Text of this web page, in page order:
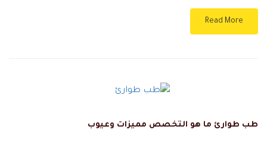
Read More
طب طوارئ ما هو التخصص مميزات وعيوب